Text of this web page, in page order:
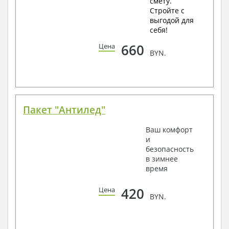
Стройте с
выгодой для
себя!
Цена 660 BYN.
Пакет "Антилед"
Ваш комфорт
и
безопасность
в зимнее
время
Цена 420 BYN.